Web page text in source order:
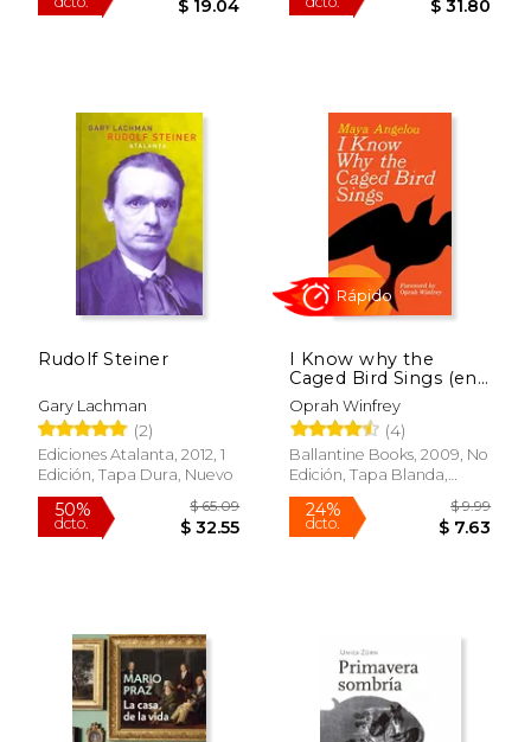
50%
dcto.
50%
dcto.
Rudolf Steiner
Gary Lachman
(2)
Ediciones Atalanta, 2012, 1
Edición, Tapa Dura, Nuevo
I Know why the
Caged Bird Sings (en
Inglés)
Oprah Winfrey
(4)
Ballantine Books, 2009, No
Edición, Tapa Blanda,
Nuevo